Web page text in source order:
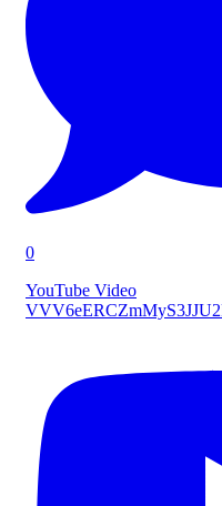
0
YouTube Video